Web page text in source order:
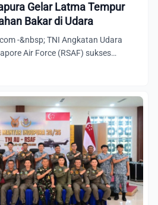
Gelar Latma Tempur
Bakar di Udara
-&nbsp; TNI Angkatan Udara
Air Force (RSAF) sukses